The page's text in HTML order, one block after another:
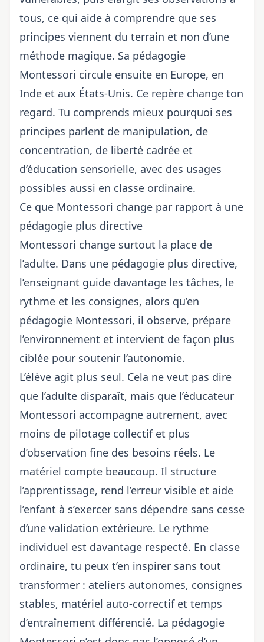
tous, ce qui aide à comprendre que ses
principes viennent du terrain et non d’une
méthode magique. Sa pédagogie
Montessori circule ensuite en Europe, en
Inde et aux États-Unis. Ce repère change ton
regard. Tu comprends mieux pourquoi ses
principes parlent de manipulation, de
concentration, de liberté cadrée et
d’éducation sensorielle, avec des usages
possibles aussi en classe ordinaire.
Ce que Montessori change par rapport à une
pédagogie plus directive
Montessori change surtout la place de
l’adulte. Dans une pédagogie plus directive,
l’enseignant guide davantage les tâches, le
rythme et les consignes, alors qu’en
pédagogie Montessori, il observe, prépare
l’environnement et intervient de façon plus
ciblée pour soutenir l’autonomie.
L’élève agit plus seul. Cela ne veut pas dire
que l’adulte disparaît, mais que l’éducateur
Montessori accompagne autrement, avec
moins de pilotage collectif et plus
d’observation fine des besoins réels. Le
matériel compte beaucoup. Il structure
l’apprentissage, rend l’erreur visible et aide
l’enfant à s’exercer sans dépendre sans cesse
d’une validation extérieure. Le rythme
individuel est davantage respecté. En classe
ordinaire, tu peux t’en inspirer sans tout
transformer : ateliers autonomes, consignes
stables, matériel auto-correctif et temps
d’entraînement différencié. La pédagogie